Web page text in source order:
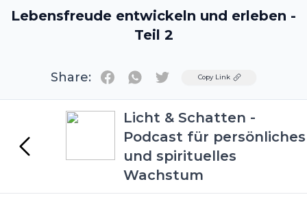
Lebensfreude entwickeln und erleben -
Teil 2
Share: TwitterCopy Link
Licht & Schatten -
Podcast für persönliches
und spirituelles
Wachstum